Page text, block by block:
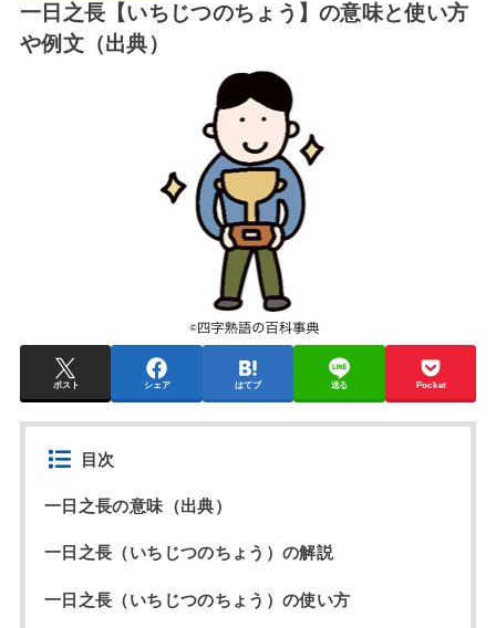
一日之長【いちじつのちょう】の意味と使い方
や例文（出典）
ポスト シェア はてブ 送る Pocket
目次
一日之長の意味（出典）
一日之長（いちじつのちょう）の解説
一日之長（いちじつのちょう）の使い方